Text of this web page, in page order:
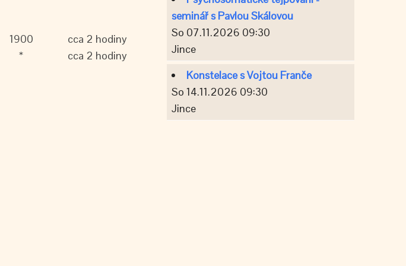
1900
cca 2 hodiny
*
cca 2 hodiny
seminář s Pavlou Skálovou
So 07.11.2026 09:30
Jince
Konstelace s Vojtou Franče
So 14.11.2026 09:30
Jince